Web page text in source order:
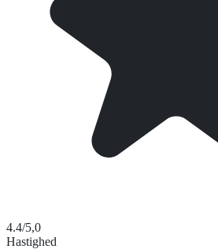
4.4/5,0
Hastighed